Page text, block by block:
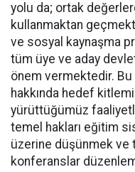
yolu da; ortak
kullanmaktan
ve sosyal kaynaşma
tüm üye ve aday
önem vermektedir.
hakkında hedef
yürüttüğümüz
temel hakları eğitim
üzerine düşünmek ve
konferanslar